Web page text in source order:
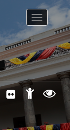
Toggle